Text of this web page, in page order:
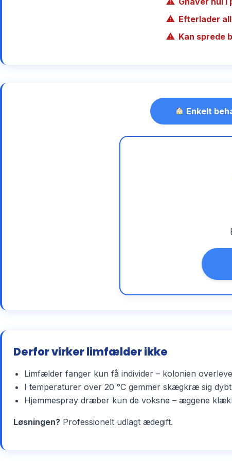
Efterlader
Kan sprede
Enkelt
Derfor virker limfælder ikke
Limfælder fanger kun få individer – kolonien
I temperaturer over 20 °C gemmer skægkræ sig
Hjemmespray dræber kun de voksne – æggene
Løsningen? Professionelt udlagt ædegift.